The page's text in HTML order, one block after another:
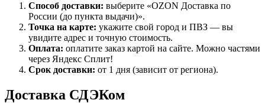
Способ доставки: выберите «OZON Доставка по
России (до пункта выдачи)».
Точка на карте: укажите свой город и ПВЗ — вы
увидите адрес и точную стоимость.
Оплата: оплатите заказ картой на сайте. Можно частями
через Яндекс Сплит!
Срок доставки: от 1 дня (зависит от региона).
Доставка СДЭКом